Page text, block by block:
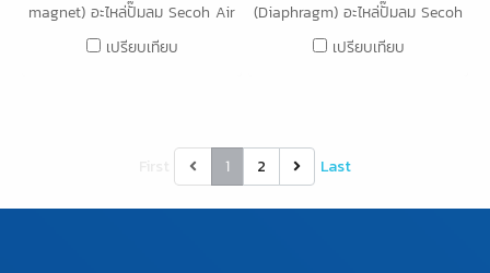
magnet) อะไหล่ปั๊มลม Secoh Air
Pump รุ่น SLL / EL Series (ทุก
200W-EL-250W-
EL300W,TKO-400
เปรียบเทียบ
(Diaphragm) อะไหล่ปั๊มลม Secoh
Air Pump รุ่น SLL / EL Series
200W-EL-250W-
EL300W,TKO-400
เปรียบเทียบ
1 2 Last